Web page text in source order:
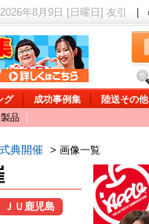
2026年8月9日 [日曜日] 友引
グ 成功事例集 陸送その他
品
典開催 > 画像一覧
ＪＵ鹿児島